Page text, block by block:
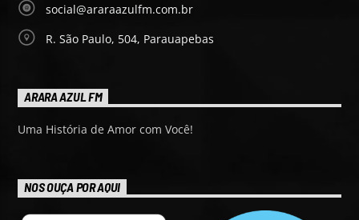
social@araraazulfm.com.br
R. São Paulo, 504, Parauapebas
ARARA AZUL FM
Uma História de Amor com Você!
NOS OUÇA POR AQUI